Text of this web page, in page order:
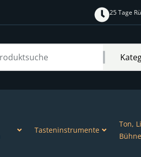
25 Tage
Tasteninstrumente
Ton,
Bühne